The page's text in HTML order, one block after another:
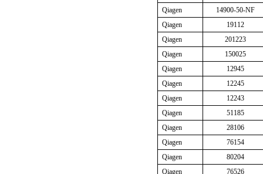
Qiagen
14900-50-NF
Qiagen
19112
Qiagen
201223
Qiagen
150025
Qiagen
12945
Qiagen
12245
Qiagen
12243
Qiagen
51185
Qiagen
28106
Qiagen
76154
Qiagen
80204
Qiagen
76526